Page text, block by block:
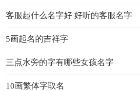
客服起什么名字好 好听的客服名字
5画起名的吉祥字
三点水旁的字有哪些女孩名字
10画繁体字取名